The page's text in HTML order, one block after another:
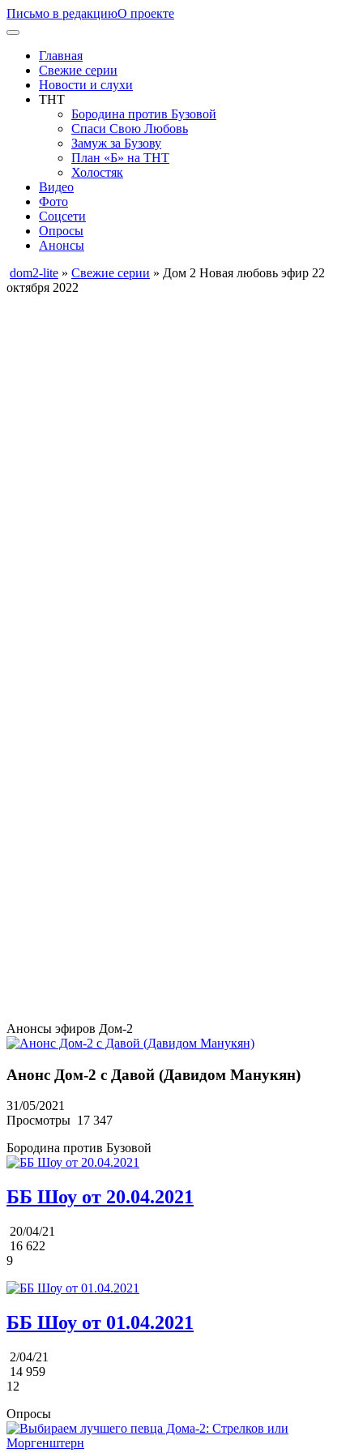
Письмо в редакциюО проекте
Главная
Свежие серии
Новости и слухи
ТНТ
Бородина против Бузовой
Спаси Свою Любовь
Замуж за Бузову
План «Б» на ТНТ
Холостяк
Видео
Фото
Соцсети
Опросы
Анонсы
dom2-lite » Свежие серии » Дом 2 Новая любовь эфир 22
октября 2022
Анонсы эфиров Дом-2
Анонс Дом-2 с Давой (Давидом Манукян)
31/05/2021
Просмотры 17 347
Бородина против Бузовой
ББ Шоу от 20.04.2021
20/04/21
16 622
9
ББ Шоу от 01.04.2021
2/04/21
14 959
12
Опросы